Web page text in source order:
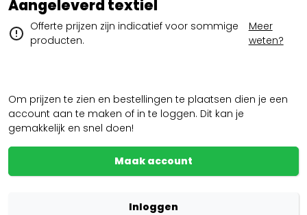
Aangeleverd textiel
Offerte prijzen zijn indicatief voor sommige
producten.
Meer
weten?
Om prijzen te zien en bestellingen te plaatsen dien je een
account aan te maken of in te loggen. Dit kan je
gemakkelijk en snel doen!
Maak account
Inloggen